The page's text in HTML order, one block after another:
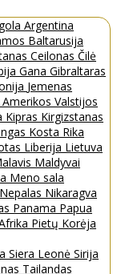
Argentina
Baltarusija
Ceilonas Čilė
Gana Gibraltaras
Jemenas
Amerikos Valstijos
Kipras Kirgizstanas
Kosta Rika
Liberija Lietuva
Maldyvai
Meno sala
Nepalas Nikaragva
Panama Papua
Pietų Korėja
Siera Leonė Sirija
Tailandas